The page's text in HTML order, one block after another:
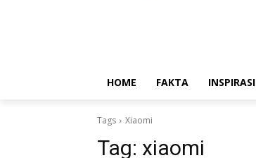
HOME FAKTA INSPIRASI
Tags Xiaomi
Tag: xiaomi